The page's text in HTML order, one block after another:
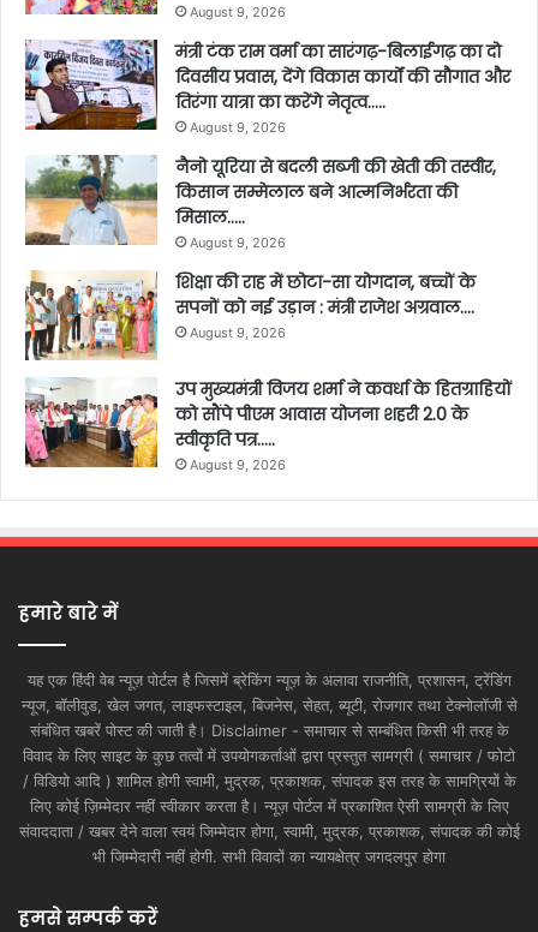
August 9, 2026
मंत्री टंक राम वर्मा का सारंगढ़-बिलाईगढ़ का दो
दिवसीय प्रवास, देंगे विकास कार्यों की सौगात और
तिरंगा यात्रा का करेंगे नेतृत्व…..
August 9, 2026
नैनो यूरिया से बदली सब्जी की खेती की तस्वीर,
किसान सम्मेलाल बने आत्मनिर्भरता की
मिसाल…..
August 9, 2026
शिक्षा की राह में छोटा-सा योगदान, बच्चों के
सपनों को नई उड़ान : मंत्री राजेश अग्रवाल….
August 9, 2026
उप मुख्यमंत्री विजय शर्मा ने कवर्धा के हितग्राहियों
को सौंपे पीएम आवास योजना शहरी 2.0 के
स्वीकृति पत्र…..
August 9, 2026
हमारे बारे में
यह एक हिंदी वेब न्यूज़ पोर्टल है जिसमें ब्रेकिंग न्यूज़ के अलावा राजनीति, प्रशासन, ट्रेंडिंग
न्यूज, बॉलीवुड, खेल जगत, लाइफस्टाइल, बिजनेस, सेहत, ब्यूटी, रोजगार तथा टेक्नोलॉजी से
संबंधित खबरें पोस्ट की जाती है। Disclaimer - समाचार से सम्बंधित किसी भी तरह के
विवाद के लिए साइट के कुछ तत्वों में उपयोगकर्ताओं द्वारा प्रस्तुत सामग्री ( समाचार / फोटो
/ विडियो आदि ) शामिल होगी स्वामी, मुद्रक, प्रकाशक, संपादक इस तरह के सामग्रियों के
लिए कोई ज़िम्मेदार नहीं स्वीकार करता है। न्यूज़ पोर्टल में प्रकाशित ऐसी सामग्री के लिए
संवाददाता / खबर देने वाला स्वयं जिम्मेदार होगा, स्वामी, मुद्रक, प्रकाशक, संपादक की कोई
भी जिम्मेदारी नहीं होगी. सभी विवादों का न्यायक्षेत्र जगदलपुर होगा
हमसे सम्पर्क करें